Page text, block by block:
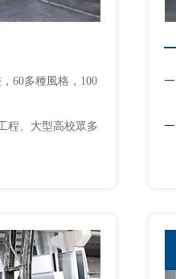
60多種風格，100
程、大型高校眾多